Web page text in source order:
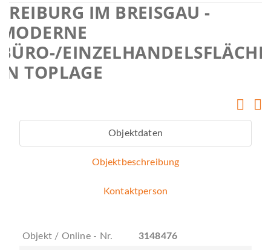
FREIBURG IM BREISGAU -
MODERNE
BÜRO-/EINZELHANDELSFLÄCHE
IN TOPLAGE
Objektdaten
Objektbeschreibung
Kontaktperson
Objekt / Online - Nr.
3148476